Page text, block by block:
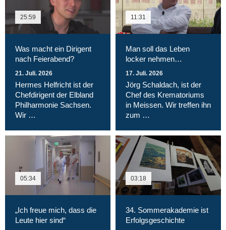
25:59
Was macht ein Dirigent
nach Feierabend?
21. Juli. 2026
Hermes Helfricht ist der
Chefdirigent der Elbland
Philharmonie Sachsen.
Wir …
11:31
Man soll das Leben
locker nehmen…
17. Juli. 2026
Jörg Schaldach, ist der
Chef des Krematoriums
in Meissen. Wir treffen ihn
zum …
05:34
„Ich freue mich, dass die
Leute hier sind“
03:18
34. Sommerakademie ist
Erfolgsgeschichte